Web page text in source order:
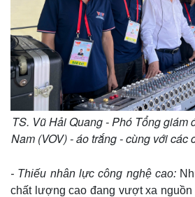
Pháp luật
Vụ án
Tin nóng
Tư vấn luật
Vũ
Việt
Phân
TS. Vũ Hải Quang - Phó Tổng
Nam (VOV) - áo trắng - cùng với các
- Thiếu nhân lực công nghệ cao:
chất lượng cao đang vượt xa nguồn